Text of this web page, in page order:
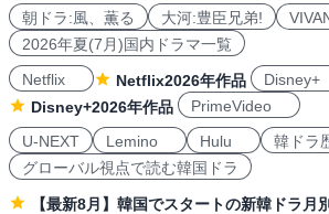
朝ドラ:風、薫る 大河:豊臣兄弟!
2026年夏(7月)国内ドラマ一覧
Netflix
Netflix2026年作品
Disney+
Disney+2026年作品
PrimeVideo
U-NEXT
Lemino Hulu
韓ドラ
グローバル視点で読む韓国ドラ
【最新8月】韓国でスタートの新韓ドラ月